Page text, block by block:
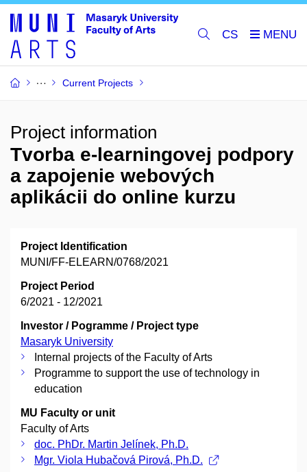
CS
Current Projects
Project information
Tvorba e-learningovej podpory
a zapojenie webových
aplikácii do online kurzu
Project Identification
MUNI/FF-ELEARN/0768/2021
Project Period
6/2021 - 12/2021
Investor / Pogramme / Project type
Masaryk University
Internal projects of the Faculty of Arts
Programme to support the use of technology in
education
MU Faculty or unit
Faculty of Arts
doc. PhDr. Martin Jelínek, Ph.D.
Mgr. Viola Hubačová Pirová, Ph.D.